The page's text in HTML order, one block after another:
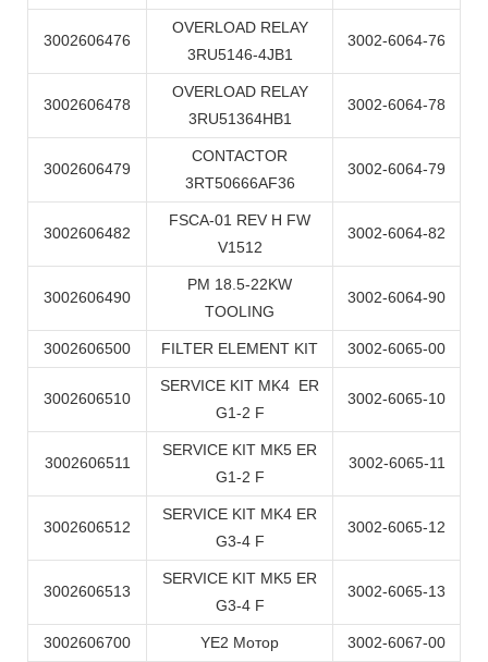
3002606476
OVERLOAD RELAY
3RU5146-4JB1
3002-6064-76
3002606478
OVERLOAD RELAY
3RU51364HB1
3002-6064-78
3002606479
CONTACTOR
3RT50666AF36
3002-6064-79
3002606482
FSCA-01 REV H FW
V1512
3002-6064-82
3002606490
PM 18.5-22KW
TOOLING
3002-6064-90
3002606500 FILTER ELEMENT KIT 3002-6065-00
3002606510
SERVICE KIT MK4 ER
G1-2 F
3002-6065-10
3002606511
SERVICE KIT MK5 ER
G1-2 F
3002-6065-11
3002606512
SERVICE KIT MK4 ER
G3-4 F
3002-6065-12
3002606513
SERVICE KIT MK5 ER
G3-4 F
3002-6065-13
3002606700 YE2 Мотор 3002-6067-00